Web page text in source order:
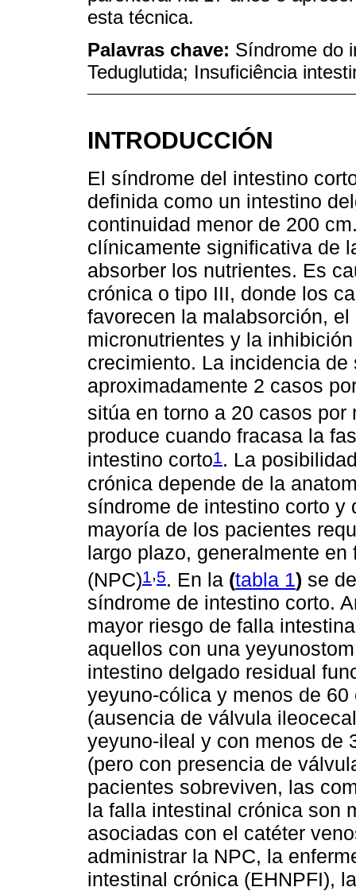
esta técnica.
Palavras chave: Síndrome do
Teduglutida; Insuficiência
INTRODUCCIÓN
El síndrome del intestino
definida como un intestino
continuidad menor de 200
clínicamente significativa de
absorber los nutrientes. Es
crónica o tipo III, donde los
favorecen la malabsorción,
micronutrientes y la
crecimiento. La incidencia
aproximadamente 2 casos
sitúa en torno a 20 casos por
produce cuando fracasa la
intestino corto1 . La
crónica depende de la
síndrome de intestino corto y
mayoría de los pacientes
largo plazo, generalmente
(NPC)1 5. En la (tabla 1) se
síndrome de intestino corto.
mayor riesgo de falla
aquellos con una
intestino delgado residual
yeyuno-cólica y menos de
(ausencia de válvula
yeyuno-ileal y con menos de
(pero con presencia de
pacientes sobreviven, las
la falla intestinal crónica son
asociadas con el catéter
administrar la NPC, la
intestinal crónica (EHNPFI),